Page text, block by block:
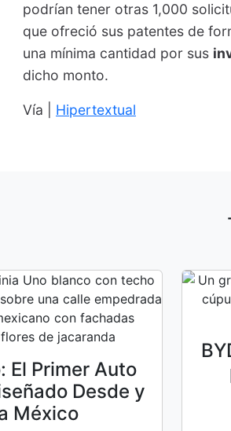
podrían tener otras 1,000
que ofreció sus patentes de
una mínima cantidad por sus
dicho monto.
Vía | Hipertextual
El Primer Auto
Desde y
México